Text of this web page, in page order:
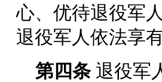
心、优待退役军
退役军人依法享
第四条退役军